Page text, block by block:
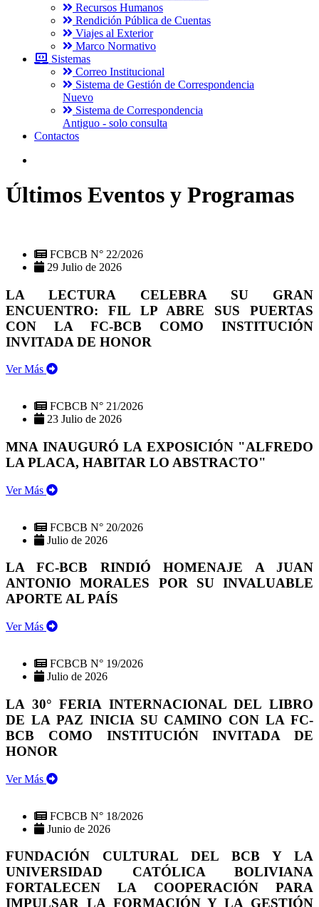
Recursos Humanos
Rendición Pública de Cuentas
Viajes al Exterior
Marco Normativo
Sistemas
Correo Institucional
Sistema de Gestión de Correspondencia
Nuevo
Sistema de Correspondencia
Antiguo - solo consulta
Contactos
Últimos Eventos y Programas
FCBCB N° 22/2026
29 Julio de 2026
LA LECTURA CELEBRA SU GRAN
ENCUENTRO: FIL LP ABRE SUS PUERTAS
CON LA FC-BCB COMO INSTITUCIÓN
INVITADA DE HONOR
Ver Más
FCBCB N° 21/2026
23 Julio de 2026
MNA INAUGURÓ LA EXPOSICIÓN "ALFREDO
LA PLACA, HABITAR LO ABSTRACTO"
Ver Más
FCBCB N° 20/2026
Julio de 2026
LA FC-BCB RINDIÓ HOMENAJE A JUAN
ANTONIO MORALES POR SU INVALUABLE
APORTE AL PAÍS
Ver Más
FCBCB N° 19/2026
Julio de 2026
LA 30° FERIA INTERNACIONAL DEL LIBRO
DE LA PAZ INICIA SU CAMINO CON LA FC-
BCB COMO INSTITUCIÓN INVITADA DE
HONOR
Ver Más
FCBCB N° 18/2026
Junio de 2026
FUNDACIÓN CULTURAL DEL BCB Y LA
UNIVERSIDAD CATÓLICA BOLIVIANA
FORTALECEN LA COOPERACIÓN PARA
IMPULSAR LA FORMACIÓN Y LA GESTIÓN